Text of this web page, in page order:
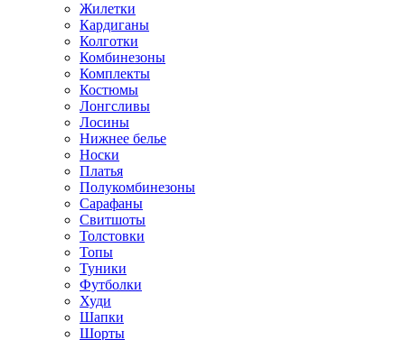
Жилетки
Кардиганы
Колготки
Комбинезоны
Комплекты
Костюмы
Лонгсливы
Лосины
Нижнее белье
Носки
Платья
Полукомбинезоны
Сарафаны
Свитшоты
Толстовки
Топы
Туники
Футболки
Худи
Шапки
Шорты